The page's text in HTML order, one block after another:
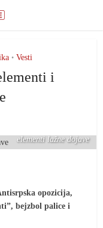
• Vesti
i
elementi lažne dojave
opozicija,
bejzbol palice i